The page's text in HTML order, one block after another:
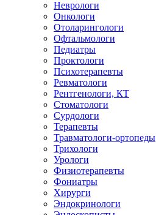
Неврологи
Онкологи
Отоларингологи
Офтальмологи
Педиатры
Проктологи
Психотерапевты
Ревматологи
Рентгенологи, КТ
Стоматологи
Сурдологи
Терапевты
Травматологи-ортопеды
Трихологи
Урологи
Физиотерапевты
Фониатры
Хирурги
Эндокринологи